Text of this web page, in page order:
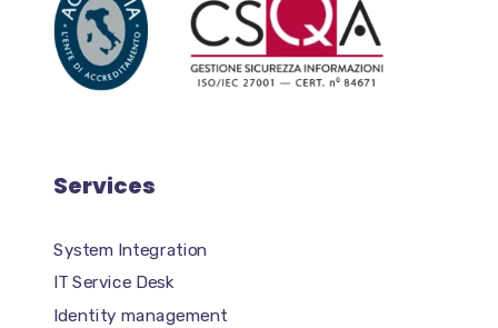
Services
System Integration
IT Service Desk
Identity management